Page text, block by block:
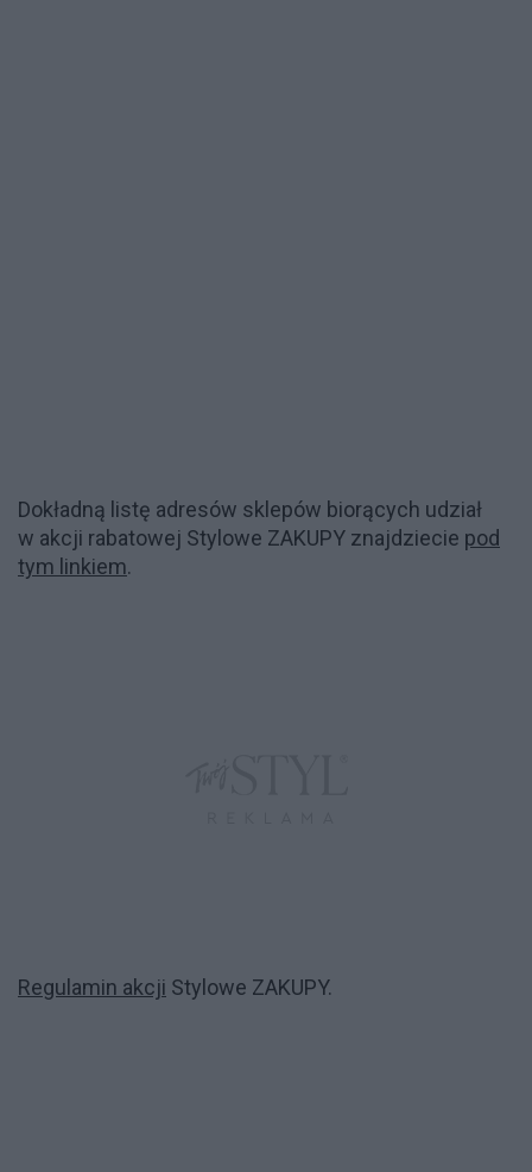
Dokładną listę adresów sklepów biorących udział
w akcji rabatowej Stylowe ZAKUPY znajdziecie pod
tym linkiem.
Regulamin akcji Stylowe ZAKUPY.